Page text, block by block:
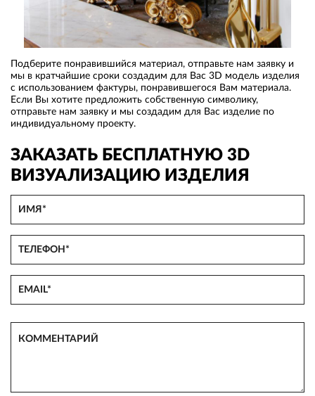
Подберите понравившийся материал, отправьте нам заявку и
мы в кратчайшие сроки создадим для Вас 3D модель изделия
с использованием фактуры, понравившегося Вам материала.
Если Вы хотите предложить собственную символику,
отправьте нам заявку и мы создадим для Вас изделие по
индивидуальному проекту.
ЗАКАЗАТЬ БЕСПЛАТНУЮ 3D
ВИЗУАЛИЗАЦИЮ ИЗДЕЛИЯ